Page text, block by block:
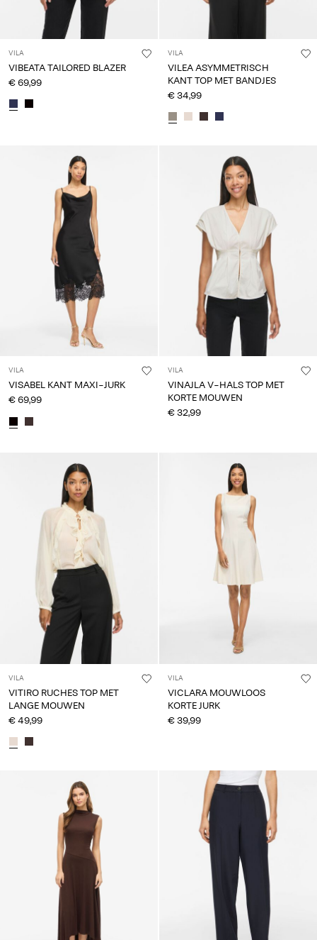
VILA
VIBEATA TAILORED BLAZER
€ 69,99
VILA
VILEA ASYMMETRISCH
KANT TOP MET BANDJES
€ 34,99
VILA
VISABEL KANT MAXI-JURK
€ 69,99
VILA
VINAJLA V-HALS TOP MET
KORTE MOUWEN
€ 32,99
VILA
VITIRO RUCHES TOP MET
LANGE MOUWEN
€ 49,99
VILA
VICLARA MOUWLOOS
KORTE JURK
€ 39,99